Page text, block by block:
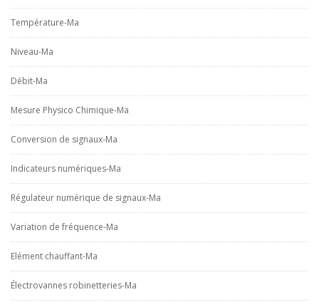
Température-Ma
Niveau-Ma
Débit-Ma
Mesure Physico Chimique-Ma
Conversion de signaux-Ma
Indicateurs numériques-Ma
Régulateur numérique de signaux-Ma
Variation de fréquence-Ma
Elément chauffant-Ma
Électrovannes robinetteries-Ma